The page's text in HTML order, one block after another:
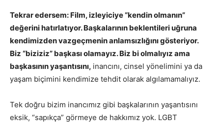
Tekrar edersem: Film, izleyiciye “kendin olmanın”
değerini hatırlatıyor. Başkalarının beklentileri uğruna
kendimizden vazgeçmenin anlamsızlığını gösteriyor.
Biz “biziziz” başkası olamayız. Biz bi olmalıyız ama
başkasının yaşantısını, inancını, cinsel yönelimini ya da
yaşam biçimini kendimize tehdit olarak algılamamalıyız.
Tek doğru bizim inancımız gibi başkalarının yaşantısını
eksik, “sapıkça” görmeye de hakkımız yok. LGBT